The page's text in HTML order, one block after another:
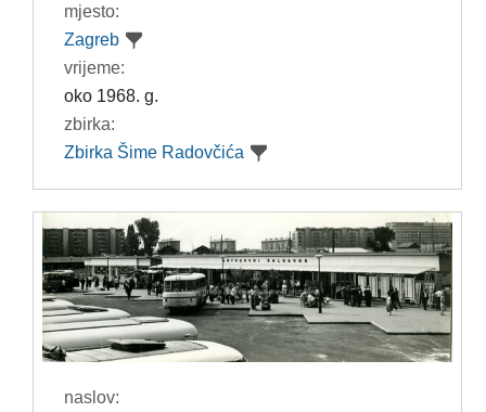
mjesto:
Zagreb
vrijeme:
oko 1968. g.
zbirka:
Zbirka Šime Radovčića
naslov: